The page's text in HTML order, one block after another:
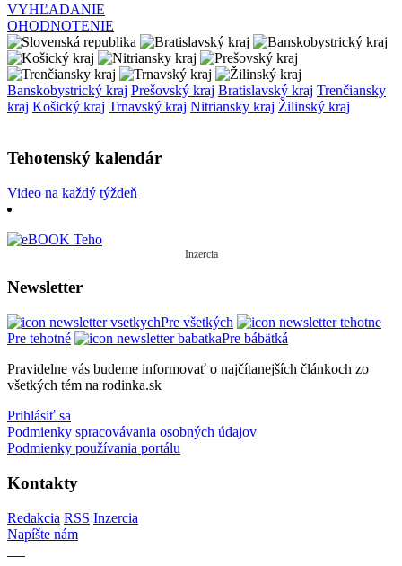
VYHĽADANIE
OHODNOTENIE
Banskobystrický kraj Prešovský kraj Bratislavský kraj Trenčiansky
kraj Košický kraj Trnavský kraj Nitriansky kraj Žilinský kraj
Tehotenský kalendár
Video na každý týždeň
Inzercia
Newsletter
Pre všetkých
Pre tehotné
Pre bábätká
Pravidelne vás budeme informovať o najčítanejších článkoch zo
všetkých tém na rodinka.sk
Prihlásiť sa
Podmienky spracovávania osobných údajov
Podmienky používania portálu
Kontakty
Redakcia RSS Inzercia
Napíšte nám